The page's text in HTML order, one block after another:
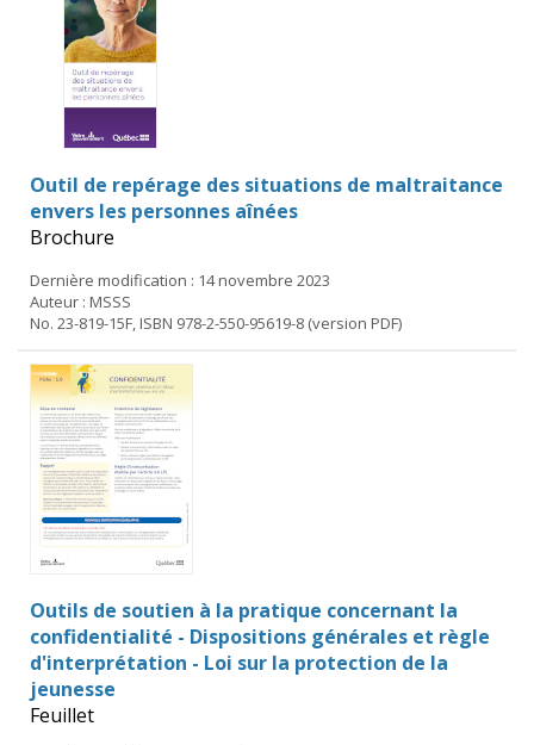
Outil de repérage des situations de maltraitance
envers les personnes aînées
Brochure
Dernière modification : 14 novembre 2023
Auteur : MSSS
No. 23-819-15F, ISBN 978-2-550-95619-8 (version PDF)
Outils de soutien à la pratique concernant la
confidentialité - Dispositions générales et règle
d'interprétation - Loi sur la protection de la
jeunesse
Feuillet